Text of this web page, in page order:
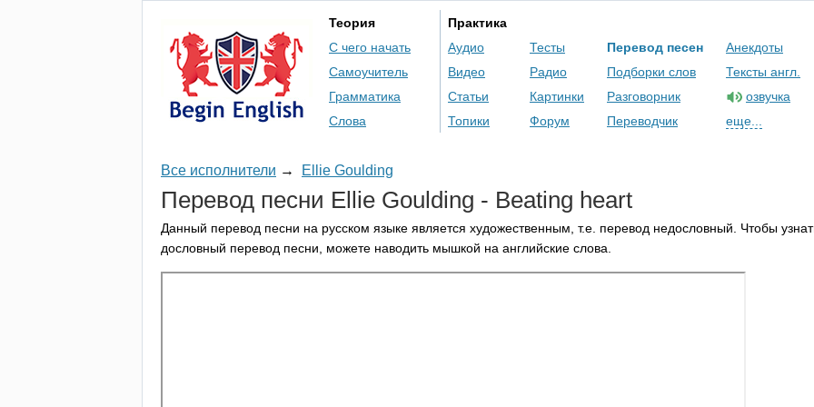
Теория
С чего начать
Самоучитель
Грамматика
Слова
Практика
Аудио
Видео
Статьи
Топики
Тесты
Радио
Картинки
Форум
Перевод песен
Подборки слов
Разговорник
Переводчик
Анекдоты
Тексты англ.
озвучка
еще...
Все исполнители → Ellie Goulding
Перевод песни Ellie Goulding - Beating heart
Данный перевод песни на русском языке является художественным, т.е. перевод недословный. Чтобы
дословный перевод песни, можете наводить мышкой на английские слова.